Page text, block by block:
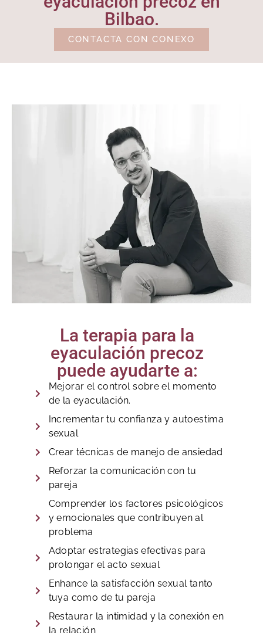
Bilbao.
CONTACTA CON CONEXO
La terapia para la
eyaculación precoz
puede ayudarte a:
Mejorar el control sobre el momento
de la eyaculación.
Incrementar tu confianza y autoestima
sexual
Crear técnicas de manejo de ansiedad
Reforzar la comunicación con tu
pareja
Comprender los factores psicológicos
y emocionales que contribuyen al
problema
Adoptar estrategias efectivas para
prolongar el acto sexual
Enhance la satisfacción sexual tanto
tuya como de tu pareja
Restaurar la intimidad y la conexión en
la relación